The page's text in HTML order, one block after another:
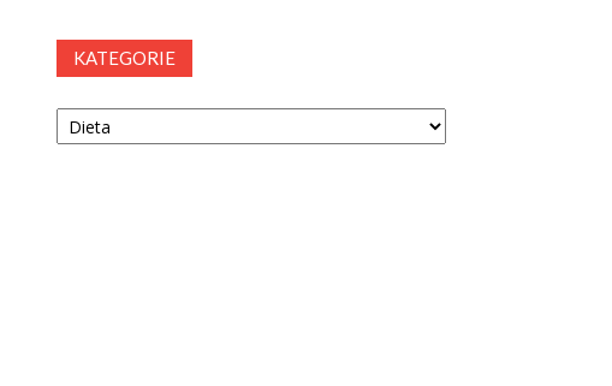
KATEGORIE
Kategorie